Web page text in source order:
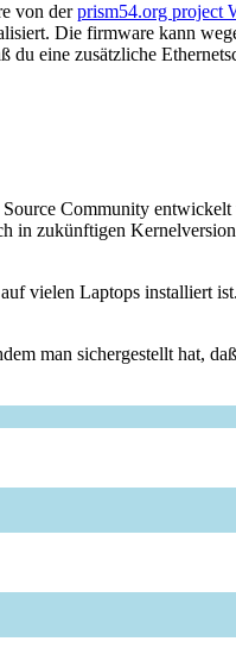
von derprism54.org project
Die firmware kann
eine zusätzliche
Community
in zukünftigen
vielen Laptops installiert
man sichergestellt hat,